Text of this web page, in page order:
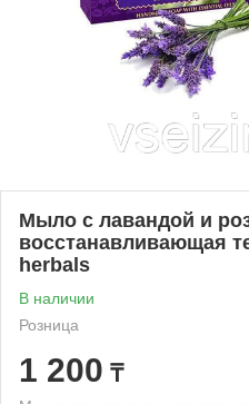
Мыло с лавандой и
восстанавливающая
herbals
В наличии
Розница
1 200 ₸